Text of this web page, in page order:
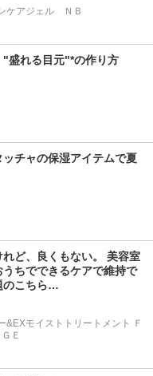
ケアジェル　ＮＢ
"盛れる目元"*の作り方
チャの保湿アイテムで夏
ど、良くもない。 美容室
ちでできるケアで維持で
のこちら…
&EXモイストトリートメント Ｆ
Ｅ